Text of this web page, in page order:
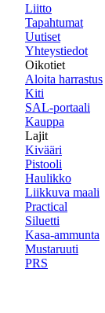
Liitto
Tapahtumat
Uutiset
Yhteystiedot
Oikotiet
Aloita harrastus
Kiti
SAL-portaali
Kauppa
Lajit
Kivääri
Pistooli
Haulikko
Liikkuva maali
Practical
Siluetti
Kasa-ammunta
Mustaruuti
PRS